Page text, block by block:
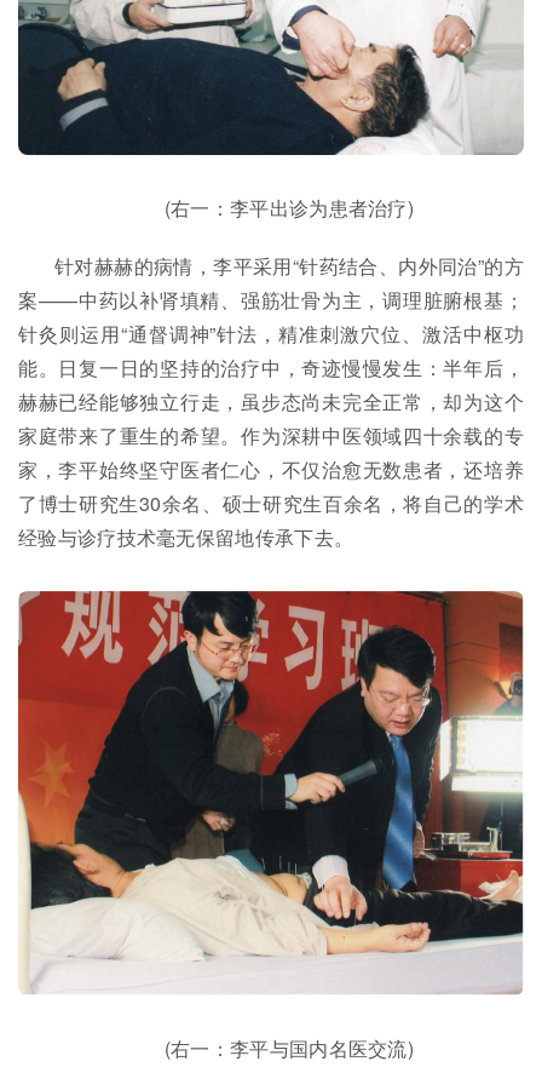
(右一：李平出诊为患者治疗)
针对赫赫的病情，李平采用“针药结合、内外同治”的方
案——中药以补肾填精、强筋壮骨为主，调理脏腑根基；
针灸则运用“通督调神”针法，精准刺激穴位、激活中枢功
能。日复一日的坚持的治疗中，奇迹慢慢发生：半年后，
赫赫已经能够独立行走，虽步态尚未完全正常，却为这个
家庭带来了重生的希望。作为深耕中医领域四十余载的专
家，李平始终坚守医者仁心，不仅治愈无数患者，还培养
了博士研究生30余名、硕士研究生百余名，将自己的学术
经验与诊疗技术毫无保留地传承下去。
(右一：李平与国内名医交流)